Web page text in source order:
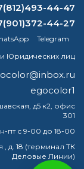
44-47
44-27
Telegram
Юридических лиц
egocolor1
д5 к2, офис
301
пт с 9-00 до 18-00
д. 18 (терминал ТК
Деловые Линии)